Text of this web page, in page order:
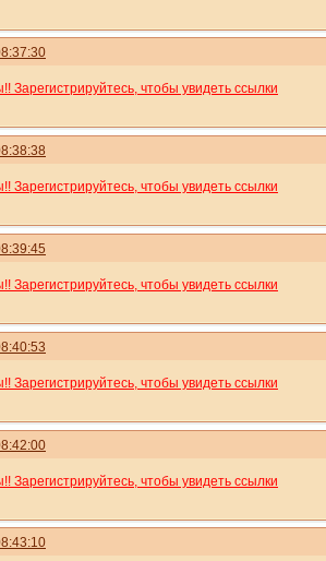
Зарегистрируйтесь, чтобы увидеть ссылки
Зарегистрируйтесь, чтобы увидеть ссылки
Зарегистрируйтесь, чтобы увидеть ссылки
Зарегистрируйтесь, чтобы увидеть ссылки
Зарегистрируйтесь, чтобы увидеть ссылки